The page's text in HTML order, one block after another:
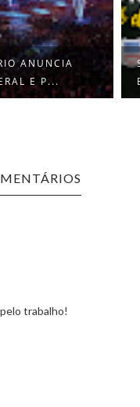
ANUNCIA
E P...
trabalho!